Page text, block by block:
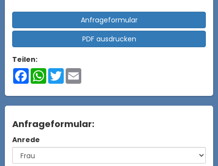
Anfrageformular
PDF ausdrucken
Teilen:
FacebookWhatsApp
Twitter
Anfrageformular:
Anrede